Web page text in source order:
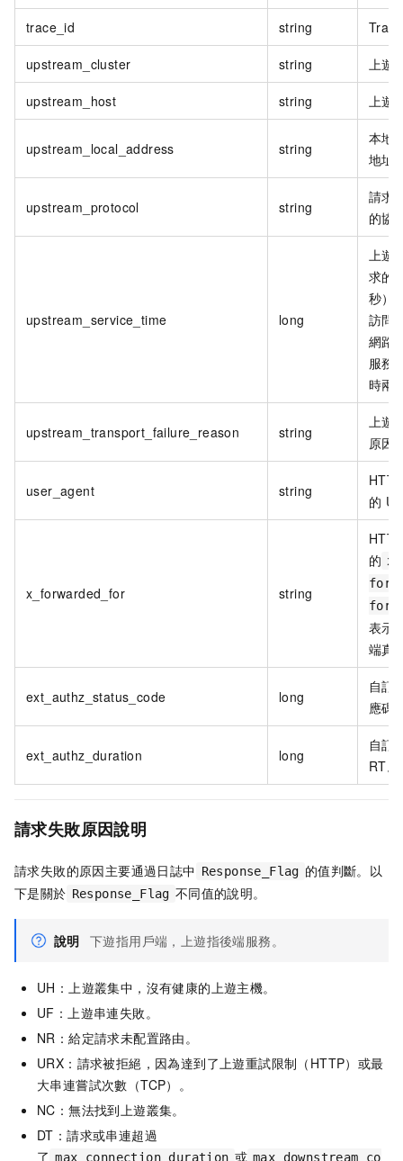
trace_id string
upstream_cluster string 上遊
upstream_host string 上遊
upstream_local_address string
本地
地址
upstream_protocol string
請求
的協
upstream_service_time long
上遊
求的
秒）
訪問
網路
服務
時兩
upstream_transport_failure_reason string
上遊
原因
user_agent string
的
x_forwarded_for string
的 x-
for
表示
端真
ext_authz_status_code long
自訂
應碼
ext_authz_duration long
自訂
RT。
請求失敗原因說明
請求失敗的原因主要通過日誌中 Response_Flag 的值判斷。以
下是關於 Response_Flag 不同值的說明。
說明 下遊指用戶端，上遊指後端服務。
UH：上遊叢集中，沒有健康的上遊主機。
UF：上遊串連失敗。
NR：給定請求未配置路由。
URX：請求被拒絕，因為達到了上遊重試限制（HTTP）或最
大串連嘗試次數（TCP）。
NC：無法找到上遊叢集。
DT：請求或串連超過
了 max_connection_duration 或 max_downstream_co